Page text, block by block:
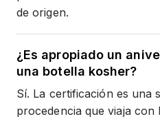
de origen.
¿Es apropiado un
una botella kosher?
Sí. La certificación es una
procedencia que viaja con